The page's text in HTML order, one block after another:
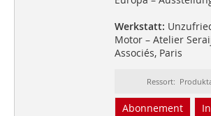
Werkstatt:
Motor – Atelier
Associés, Paris
Ressort:
Abonnement